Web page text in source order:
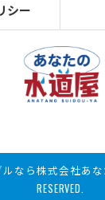
シー
なら株式会社あな
RESERVED.